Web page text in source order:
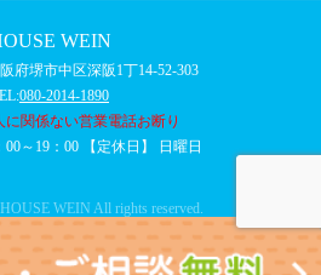
WEIN
府堺市中区深阪1丁14-52-303
080-2014-1890
関係ない営業電話お断り
00～19：00 【定休日】 日曜日
WEIN All rights reserved.